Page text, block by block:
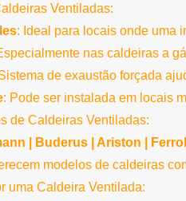
Ventiladas:
: Ideal para locais onde uma
nas caldeiras a
de exaustão forçada
: Pode ser instalada em locais
de Caldeiras Ventiladas:
| Buderus | Ariston |
modelos de caldeiras
uma Caldeira Ventilada: